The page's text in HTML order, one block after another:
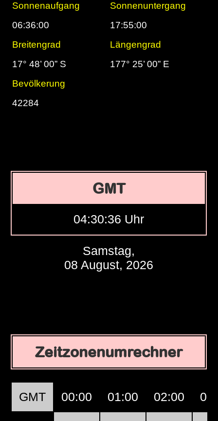
Sonnenaufgang
Sonnenuntergang
06:36:00
17:55:00
Breitengrad
Längengrad
17° 48’ 00” S
177° 25’ 00” E
Bevölkerung
42284
GMT
04:30:37 Uhr
Samstag,
08 August, 2026
Zeitzonenumrechner
GMT 00:00 01:00 02:00